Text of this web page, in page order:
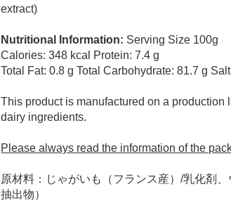
extract)
Nutritional Information: Serving Size 100g
Calories: 348 kcal Protein: 7.4 g
Total Fat: 0.8 g Total Carbohydrate: 81.7 g
This product is manufactured on a
dairy ingredients.
Please always read the information of the
原材料：じゃがいも（フランス産）/乳化剤
抽出物）